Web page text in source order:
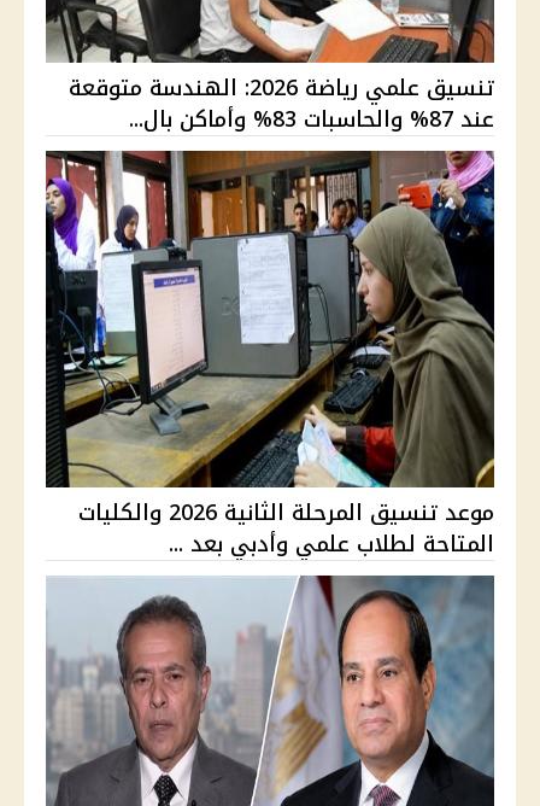
تنسيق علمي رياضة 2026: الهندسة متوقعة
عند 87% والحاسبات 83% وأماكن بال...
موعد تنسيق المرحلة الثانية 2026 والكليات
المتاحة لطلاب علمي وأدبي بعد ...